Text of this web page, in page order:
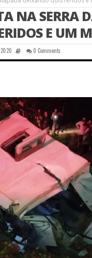
NA SERRA
E UM
0 Comments